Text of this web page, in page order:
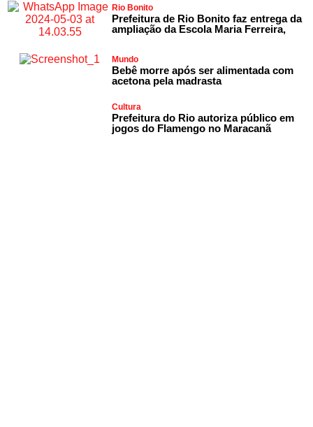
Rio Bonito
Prefeitura de Rio Bonito faz entrega da
ampliação da Escola Maria Ferreira,
Mundo
Bebê morre após ser alimentada com
acetona pela madrasta
Cultura
Prefeitura do Rio autoriza público em
jogos do Flamengo no Maracanã